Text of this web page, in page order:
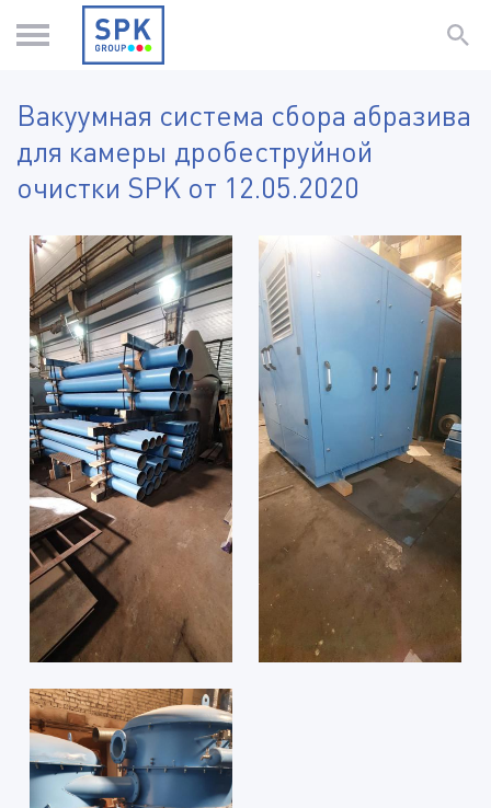
Вакуумная система сбора абразива
для камеры дробеструйной
очистки SPK от 12.05.2020